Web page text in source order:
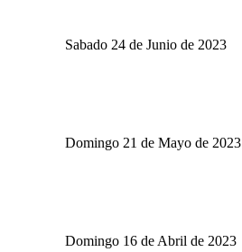
Sabado 24 de Junio de 2023
Domingo 21 de Mayo de 2023
Domingo 16 de Abril de 2023